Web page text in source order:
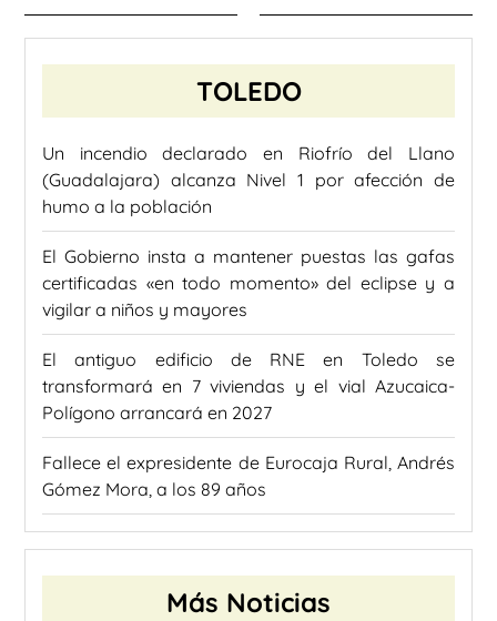
TOLEDO
Un incendio declarado en Riofrío del Llano
(Guadalajara) alcanza Nivel 1 por afección de
humo a la población
El Gobierno insta a mantener puestas las gafas
certificadas «en todo momento» del eclipse y a
vigilar a niños y mayores
El antiguo edificio de RNE en Toledo se
transformará en 7 viviendas y el vial Azucaica-
Polígono arrancará en 2027
Fallece el expresidente de Eurocaja Rural, Andrés
Gómez Mora, a los 89 años
Más Noticias